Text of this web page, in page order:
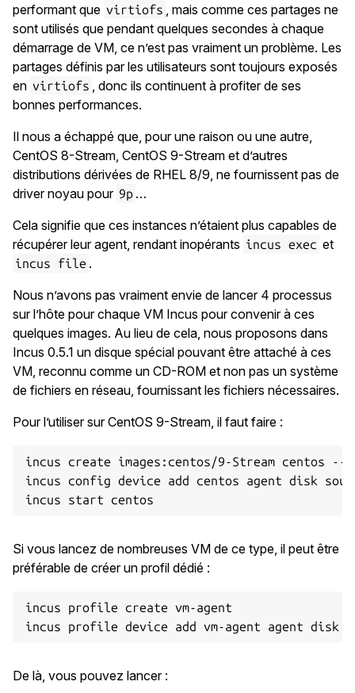
performant que virtiofs , mais comme ces partages ne
sont utilisés que pendant quelques secondes à chaque
démarrage de VM, ce n’est pas vraiment un problème. Les
partages définis par les utilisateurs sont toujours exposés
en virtiofs , donc ils continuent à profiter de ses
bonnes performances.
Il nous a échappé que, pour une raison ou une autre,
CentOS 8-Stream, CentOS 9-Stream et d’autres
distributions dérivées de RHEL 8/9, ne fournissent pas de
driver noyau pour 9p …
Cela signifie que ces instances n’étaient plus capables de
récupérer leur agent, rendant inopérants incus exec et
incus file .
Nous n’avons pas vraiment envie de lancer 4 processus
sur l’hôte pour chaque VM Incus pour convenir à ces
quelques images. Au lieu de cela, nous proposons dans
Incus 0.5.1 un disque spécial pouvant être attaché à ces
VM, reconnu comme un CD-ROM et non pas un système
de fichiers en réseau, fournissant les fichiers nécessaires.
Pour l’utiliser sur CentOS 9-Stream, il faut faire :
incus create images:centos/9-Stream centos --
incus config device add centos agent disk
Si vous lancez de nombreuses VM de ce type, il peut être
préférable de créer un profil dédié :
incus profile create vm-agent
De là, vous pouvez lancer :